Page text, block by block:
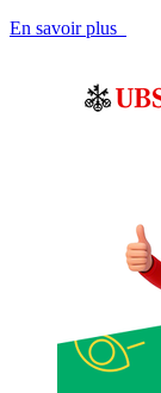
En savoir plus